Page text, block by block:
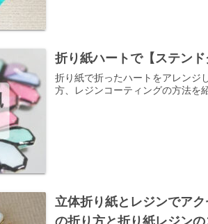
折り紙ハートで【ステンド
折り紙で折ったハートをアレンジ
方、レジンコーティングの方法を
立体折り紙とレジンでア
の折り方と折り紙レジンの